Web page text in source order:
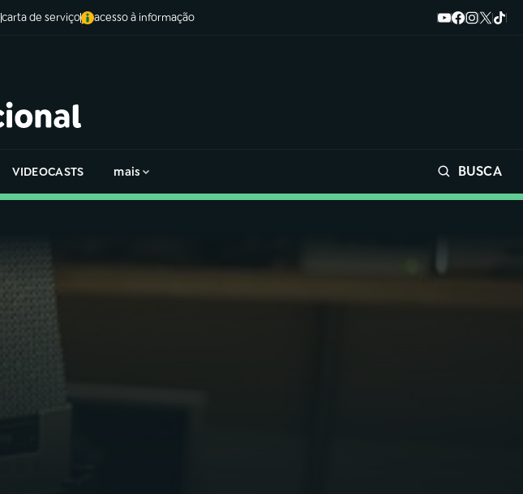
carta de serviço acesso à informação
VIDEOCASTS mais BUSCA